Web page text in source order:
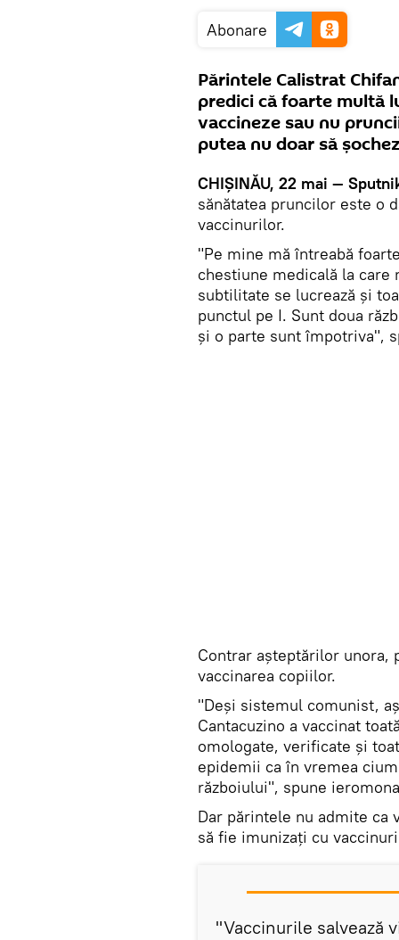
Abonare
Părintele Calistrat
predici că foarte multă
vaccineze sau nu
putea nu doar să
CHIȘINĂU, 22 mai —
sănătatea pruncilor este o
vaccinurilor.
"Pe mine mă întreabă
chestiune medicală la care
subtilitate se lucrează și
punctul pe I. Sunt doua
și o parte sunt împotriva",
Contrar așteptărilor unora,
vaccinarea copiilor.
"Deși sistemul comunist,
Cantacuzino a vaccinat
omologate, verificate și
epidemii ca în vremea
războiului", spune
Dar părintele nu admite ca
să fie imunizați cu
"Vaccinurile salvează